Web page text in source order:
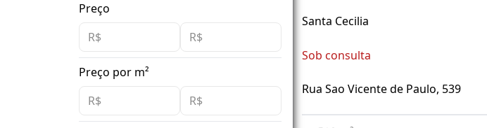
Preço
Preço por m²
Santa Cecilia
Sob consulta
Rua Sao Vicente de Paulo, 539